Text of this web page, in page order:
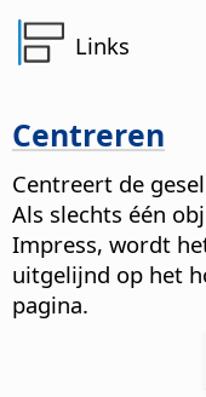
Links
Centreren
Centreert de
Als slechts één
Impress, wordt
uitgelijnd op het
pagina.